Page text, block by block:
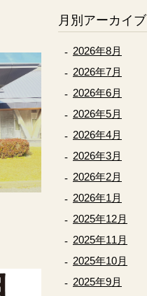
月別アーカイブ
2026年8月
2026年7月
2026年6月
2026年5月
2026年4月
2026年3月
2026年2月
2026年1月
2025年12月
2025年11月
2025年10月
2025年9月